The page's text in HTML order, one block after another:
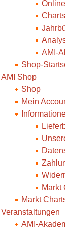
Charts
AMI-
Shop-
AMI Shop
Shop
Mein
Markt
Markt
Veranstaltungen
AMI-